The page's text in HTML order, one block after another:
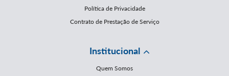
Política de Privacidade
Contrato de Prestação de Serviço
Institucional
Quem Somos